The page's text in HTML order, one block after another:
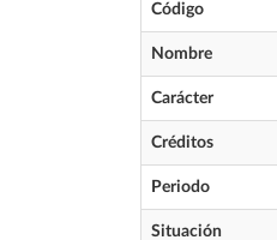
Código
Nombre
Carácter
Créditos
Periodo
Situación